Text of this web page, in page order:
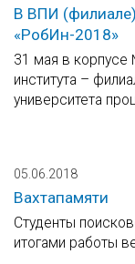
В ВПИ
«РобИн-2018»
31 мая в корпусе
института –
университета
05.06.2018
Вахтапамяти
Студенты
итогами работы